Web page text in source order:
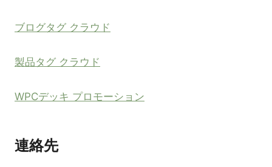
ブログタグ クラウド
製品タグ クラウド
WPCデッキ プロモーション
連絡先